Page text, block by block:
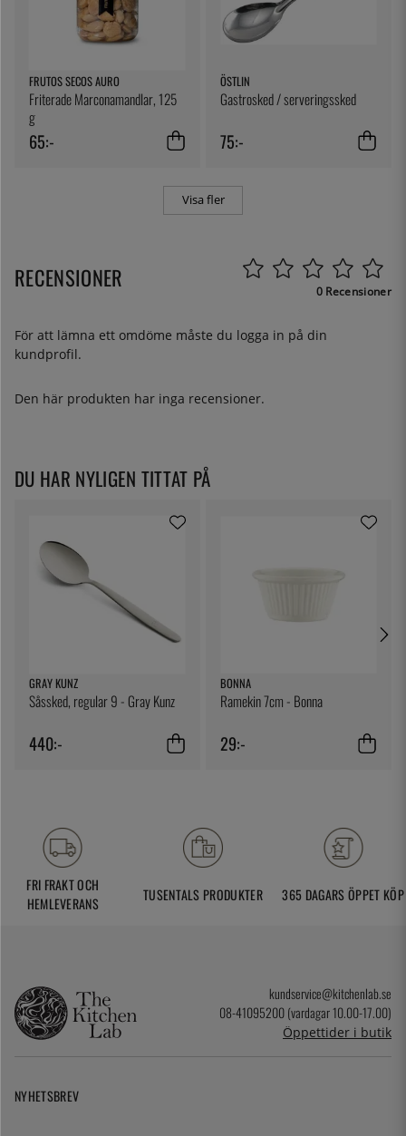
FRUTOS SECOS AURO
Friterade Marconamandlar, 125
g
65:-
ÖSTLIN
Gastrosked / serveringssked
75:-
Visa fler
RECENSIONER 0 Recensioner
För att lämna ett omdöme måste du logga in på din
kundprofil.
Den här produkten har inga recensioner.
DU HAR NYLIGEN TITTAT PÅ
GRAY KUNZ
Såssked, regular 9 - Gray Kunz
440:-
BONNA
Ramekin 7cm - Bonna
29:-
FRI FRAKT OCH
HEMLEVERANS
TUSENTALS PRODUKTER 365 DAGARS ÖPPET KÖP
kundservice@kitchenlab.se
08-41095200 (vardagar 10.00-17.00)
Öppettider i butik
NYHETSBREV